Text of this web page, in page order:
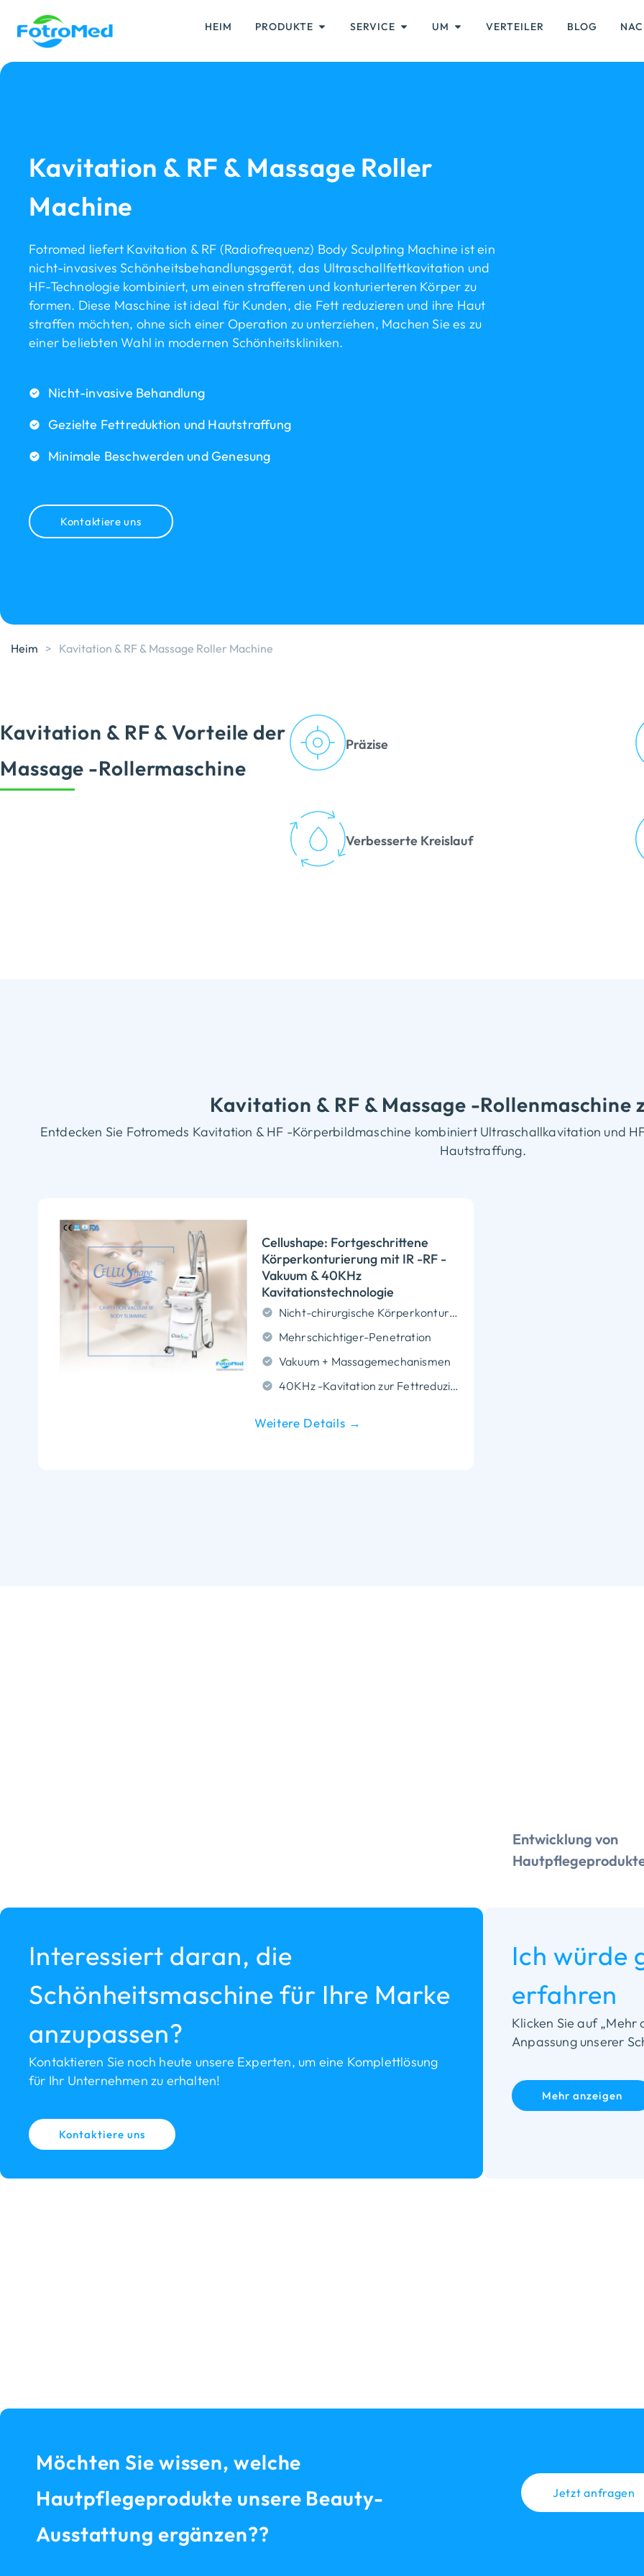
HEIM PRODUKTE SERVICE UM VERTEILER BLOG
Kavitation & RF & Massage Roller
Machine
Fotromed liefert Kavitation & RF (Radiofrequenz) Body Sculpting Machine ist ein
nicht-invasives Schönheitsbehandlungsgerät, das Ultraschallfettkavitation und
HF-Technologie kombiniert, um einen strafferen und konturierteren Körper zu
formen. Diese Maschine ist ideal für Kunden, die Fett reduzieren und ihre Haut
straffen möchten, ohne sich einer Operation zu unterziehen, Machen Sie es zu
einer beliebten Wahl in modernen Schönheitskliniken.
Nicht-invasive Behandlung
Gezielte Fettreduktion und Hautstraffung
Minimale Beschwerden und Genesung
Kontaktiere uns
Heim > Kavitation & RF & Massage Roller Machine
Kavitation & RF & Vorteile der
Massage -Rollermaschine
Präzise
Verbesserte Kreislauf
Kavitation & RF & Massage -Rollenmaschine
Entdecken Sie Fotromeds Kavitation & HF -Körperbildmaschine kombiniert Ultraschallkavitation und
Hautstraffung.
Cellushape: Fortgeschrittene
Körperkonturierung mit IR -RF -
Vakuum & 40KHz
Kavitationstechnologie
Nicht-chirurgische Körperkonturierung
Mehrschichtiger-Penetration
Vakuum + Massagemechanismen
40KHz -Kavitation zur Fettreduzierung
Weitere Details →
Entwicklung von
Interessiert daran, die
Schönheitsmaschine für Ihre Marke
anzupassen?
Kontaktieren Sie noch heute unsere Experten, um eine Komplettlösung
für Ihr Unternehmen zu erhalten!
Kontaktiere uns
Ich würde
erfahren
Klicken Sie auf „Mehr
Anpassung unserer
Mehr anzeigen
Möchten Sie wissen, welche
Hautpflegeprodukte unsere Beauty-
Ausstattung ergänzen??
Jetzt anfragen